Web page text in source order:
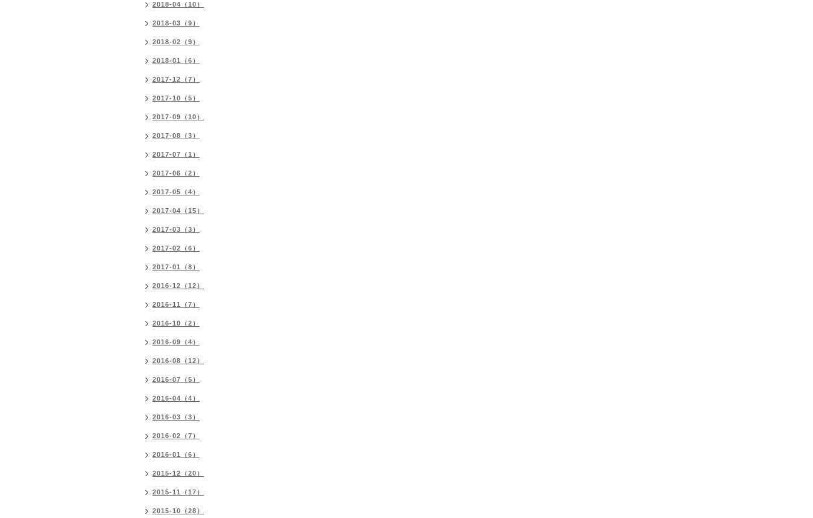
2018-04（10）
2018-03（9）
2018-02（9）
2018-01（6）
2017-12（7）
2017-10（5）
2017-09（10）
2017-08（3）
2017-07（1）
2017-06（2）
2017-05（4）
2017-04（15）
2017-03（3）
2017-02（6）
2017-01（8）
2016-12（12）
2016-11（7）
2016-10（2）
2016-09（4）
2016-08（12）
2016-07（5）
2016-04（4）
2016-03（3）
2016-02（7）
2016-01（6）
2015-12（20）
2015-11（17）
2015-10（28）